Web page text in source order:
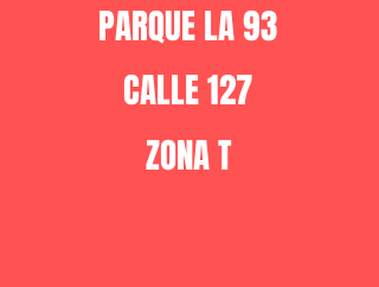
PARQUE LA 93
CALLE 127
ZONA T